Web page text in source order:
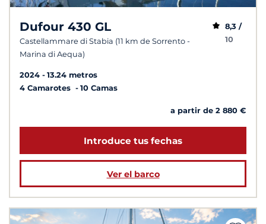
Dufour 430 GL
Castellammare di Stabia (11 km de Sorrento -
Marina di Aequa)
8,3 /
10
2024
13.24 metros
4 Camarotes
10 Camas
a partir de 2 880 €
Introduce tus fechas
Ver el barco